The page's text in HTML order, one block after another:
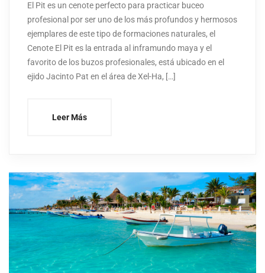
El Pit es un cenote perfecto para practicar buceo
profesional por ser uno de los más profundos y hermosos
ejemplares de este tipo de formaciones naturales, el
Cenote El Pit es la entrada al inframundo maya y el
favorito de los buzos profesionales, está ubicado en el
ejido Jacinto Pat en el área de Xel-Ha, […]
Leer Más